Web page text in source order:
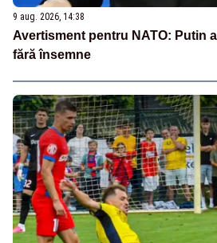
9 aug. 2026, 14:38
Avertisment pentru NATO: Putin
fără însemne